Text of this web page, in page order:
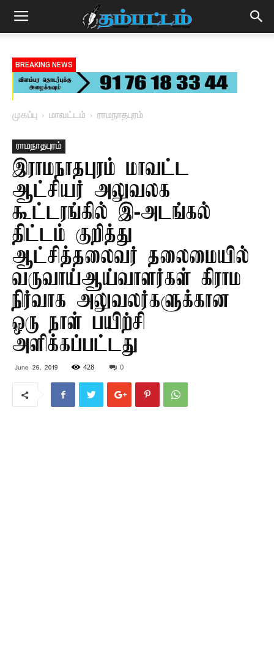
BREAKING NEWS
முகப்பு மாவட்டம் ராமநாதபுரம்
ராமநாதபுரம்
இராமநாதபுரம் மாவட்ட
ஆட்சியர் அலுவலக
கூட்டரங்கில் இ-அடங்கல்
திட்டம் குறித்து
ஆட்சித்தலைவர் தலைமையில்
வருவாய்ஆய்வாளர்கள் கிராம
நிர்வாக அலுவலர்களுக்கான
ஒரு நாள் பயிற்சி
அளிக்கப்பட்டது
June 26, 2019 428 0